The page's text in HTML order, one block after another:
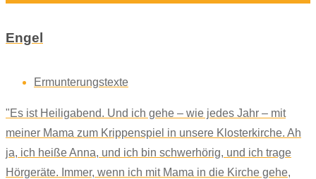
Engel
Ermunterungstexte
"Es ist Heiligabend. Und ich gehe – wie jedes Jahr – mit
meiner Mama zum Krippenspiel in unsere Klosterkirche. Ah
ja, ich heiße Anna, und ich bin schwerhörig, und ich trage
Hörgeräte. Immer, wenn ich mit Mama in die Kirche gehe,